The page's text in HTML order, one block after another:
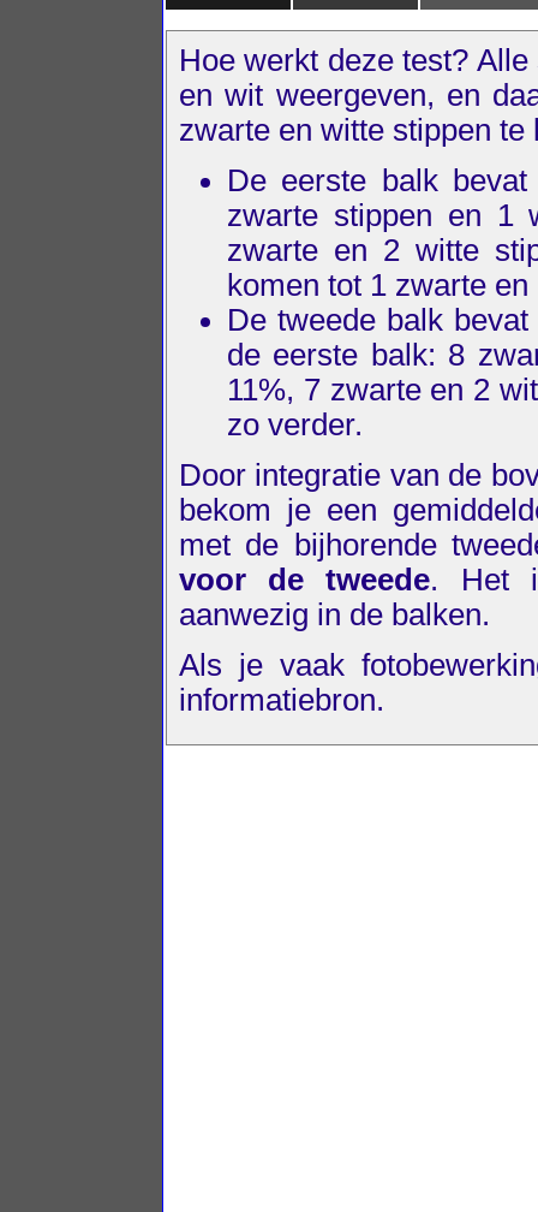
Hoe werkt deze test?
en wit weergeven, en
zwarte en witte stippen
De eerste balk
zwarte stippen en 1
zwarte en 2 witte
komen tot 1 zwarte
De tweede balk
de eerste balk: 8
11%, 7 zwarte en 2
zo verder.
Door integratie van de
bekom je een
met de bijhorende
voor de tweede. Het
aanwezig in de balken.
Als je vaak
informatiebron.